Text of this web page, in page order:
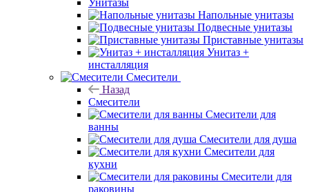
Унитазы
Напольные унитазы
Подвесные унитазы
Приставные унитазы
Унитаз +
инсталляция
Смесители
Назад
Смесители
Смесители для
ванны
Смесители для душа
Смесители для
кухни
Смесители для
раковины